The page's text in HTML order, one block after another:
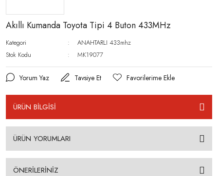
Akıllı Kumanda Toyota Tipi 4 Buton 433MHz
Kategori
ANAHTARLI 433mhz
Stok Kodu
MK19077
Yorum Yaz Tavsiye Et
ÜRÜN BİLGİSİ
ÜRÜN YORUMLARI
ÖNERİLERİNİZ